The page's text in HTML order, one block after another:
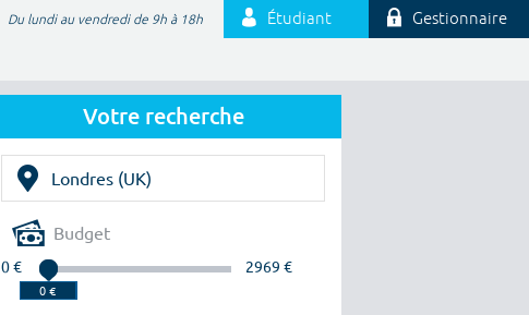
Du lundi au vendredi de 9h à 18h Étudiant Gestionnaire
Votre recherche
Budget
0 € 2969 €